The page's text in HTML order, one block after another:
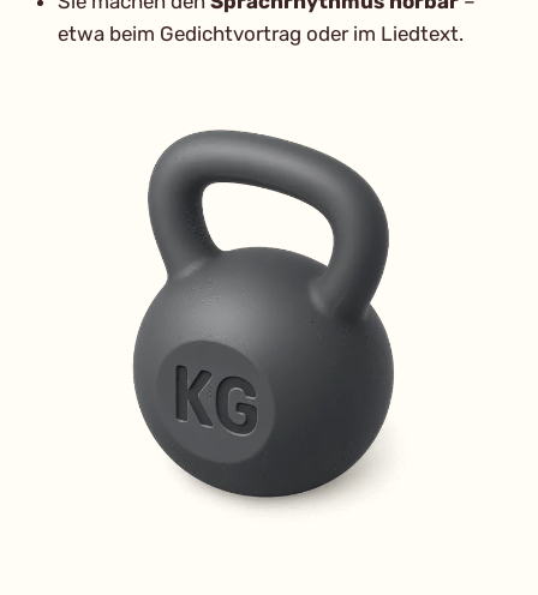
etwa beim Gedichtvortrag oder im Liedtext.